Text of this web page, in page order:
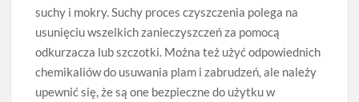
suchy i mokry. Suchy proces czyszczenia polega na
usunięciu wszelkich zanieczyszczeń za pomocą
odkurzacza lub szczotki. Można też użyć odpowiednich
chemikaliów do usuwania plam i zabrudzeń, ale należy
upewnić się, że są one bezpieczne do użytku w